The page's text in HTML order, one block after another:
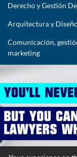
Derecho y Gestión
Arquitectura y
Comunicación,
marketing